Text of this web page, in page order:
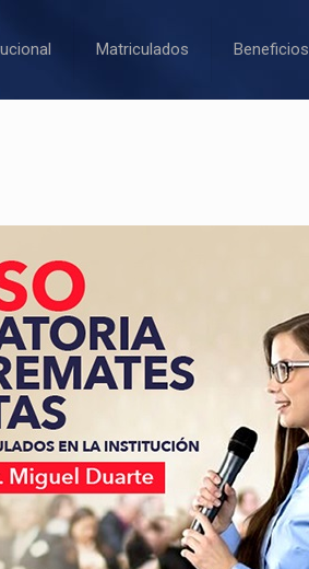
Matriculados Beneficios